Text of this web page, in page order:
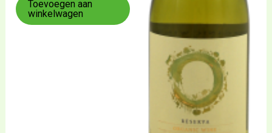
Toevoegen aan
winkelwagen